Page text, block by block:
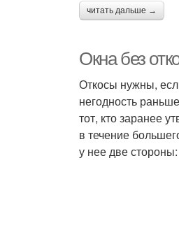
читать дальше →
Окна без
Откосы нужны,
негодность
тот, кто заранее
в течение
у нее две стороны: